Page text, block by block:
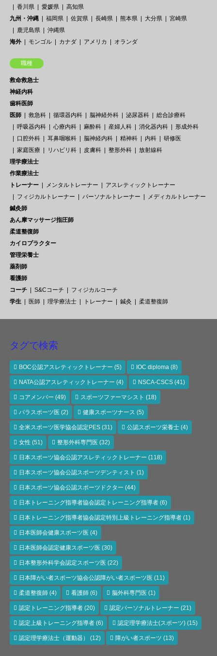
香川県
愛媛県
高知県
九州・沖縄
福岡県 佐賀県 長崎県 熊本県 大分県
宮崎県
鹿児島県
沖縄県
海外
モンゴル カナダ アメリカ オランダ
職種
救命救急士
神経内科
歯科医師
医師
救急科 循環器内科 脳神経外科 泌尿器科
総合診療科
呼吸器内科
心療内科 麻酔科 産婦人科 消化器内科
形成外科
口腔外科
耳鼻咽喉科 脳神経内科 精神科 内科
研修医
家庭医療
リハビリ科 皮膚科 整形外科
放射線科
理学療法士
作業療法士
トレーナー
メンタルトレーナー
アスレティックトレーナー
フィジカルトレーナー
パーソナルトレーナー
メディカルトレーナー
鍼灸師
あん摩マッサージ指圧師
柔道整復師
カイロプラクター
管理栄養士
薬剤師
看護師
コーチ
S&Cコーチ
フィジカルコーチ
学生
医師 理学療法士 トレーナー 鍼灸 柔道整復師
タグで検索
BOC公認アスレティックトレーナー (5) IOC diploma (8)
NATA公認アスレティックトレーナー (4) NSCA-CSCS (41)
コアメンバー (49) スポーツファーマシスト (18)
パラスポーツ医 (2) 健康スポーツナース (5)
全米スポーツ医学協会認定PES (31) 公認スポーツ栄養士 (4)
女性 (51) 整形外科専門医 (32)
日本スポーツ協会公認アスレティックトレーナー (118)
日本スポーツ協会公認スポーツデンティスト (1)
日本スポーツ協会公認スポーツドクター (44)
日本トレーニング指導者協会認定トレーニング指導者 (6)
日本トレーニング指導者協会認定特別上級トレーニング指導者 (1)
日本医師会健康スポーツ医 (4)
日本医師会認定健康スポーツ医 (30)
日本整形外科学会認定スポーツ医 (22)
日本障がい者スポーツ協会公認障がい者スポーツ医 (11)
柔道整復師 (4) 看護師 (6) 脳外科専門医 (1)
認定トレーニング指導者 (20) 認定パーソナルトレーナー (21)
認定上級トレーニング指導者 (6) 認定理学療法士(スポーツ) (15)
認定理学療法士（運動器） (12) 障がい者スポーツ (13)